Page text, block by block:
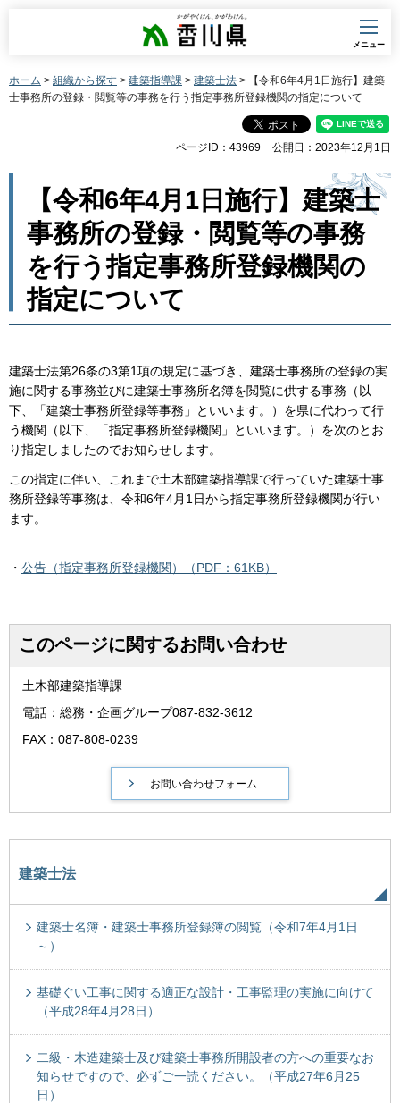
香川県
メニュー
ホーム > 組織から探す > 建築指導課 > 建築士法 > 【令和6年4月1日施行】建築
士事務所の登録・閲覧等の事務を行う指定事務所登録機関の指定について
ページID：43969 公開日：2023年12月1日
【令和6年4月1日施行】建築士
事務所の登録・閲覧等の事務
を行う指定事務所登録機関の
指定について
建築士法第26条の3第1項の規定に基づき、建築士事務所の登録の実
施に関する事務並びに建築士事務所名簿を閲覧に供する事務（以
下、「建築士事務所登録等事務」といいます。）を県に代わって行
う機関（以下、「指定事務所登録機関」といいます。）を次のとお
り指定しましたのでお知らせします。
この指定に伴い、これまで土木部建築指導課で行っていた建築士事
務所登録等事務は、令和6年4月1日から指定事務所登録機関が行い
ます。
・ 公告（指定事務所登録機関）（PDF：61KB）
このページに関するお問い合わせ
土木部建築指導課
電話：総務・企画グループ087-832-3612
FAX：087-808-0239
建築士法
建築士名簿・建築士事務所登録簿の閲覧（令和7年4月1日
～）
基礎ぐい工事に関する適正な設計・工事監理の実施に向けて
（平成28年4月28日）
二級・木造建築士及び建築士事務所開設者の方への重要なお
知らせですので、必ずご一読ください。（平成27年6月25
日）